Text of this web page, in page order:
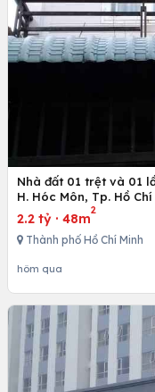
Nhà đất 01 trệt và 01 lầu, 4mx12m ở đường Nguyễn Thị Sáu,
H. Hóc Môn, Tp. Hồ Chí
2.2 tỷ · 48m
2
Thành phố Hồ Chí Minh
hôm qua